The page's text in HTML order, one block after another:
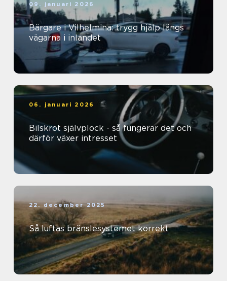
09. januari 2026
Bärgare i Vilhelmina: trygg hjälp längs
vägarna i inlandet
06. januari 2026
Bilskrot självplock - så fungerar det och
därför växer intresset
22. december 2025
Så luftas bränslesystemet korrekt